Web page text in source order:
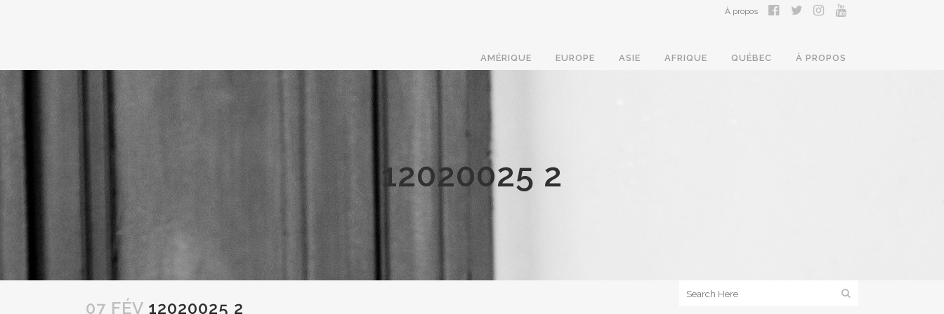
À propos
AMÉRIQUE EUROPE ASIE AFRIQUE QUÉBEC À PROPOS
12020025 2
07 FÉV 12020025 2